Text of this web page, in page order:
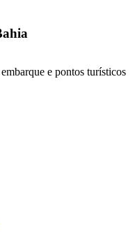
e pontos turísticos